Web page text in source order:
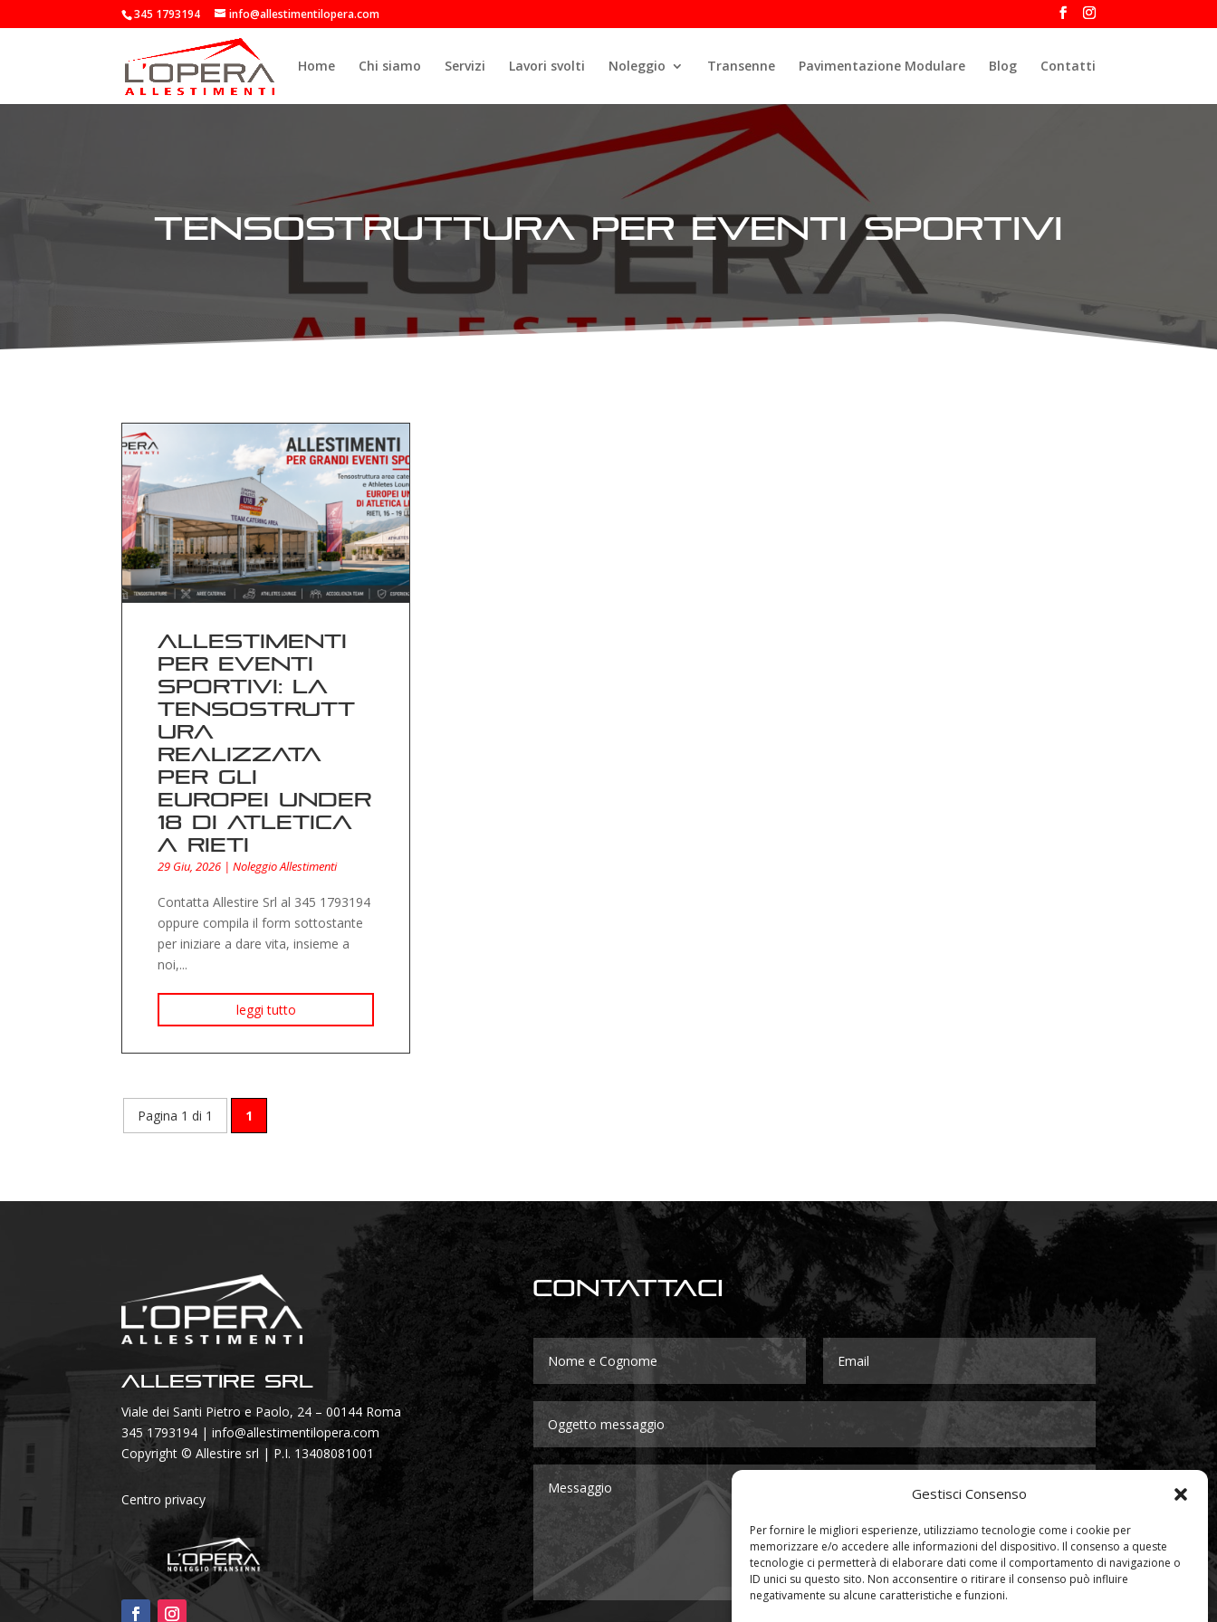
Gestisci Consenso
Per fornire le migliori esperienze, utilizziamo tecnologie come i cookie per
memorizzare e/o accedere alle informazioni del dispositivo. Il consenso a queste
tecnologie ci permetterà di elaborare dati come il comportamento di navigazione o
ID unici su questo sito. Non acconsentire o ritirare il consenso può influire
negativamente su alcune caratteristiche e funzioni.
345 1793194 info@allestimentilopera.com
Home Chi siamo Servizi Lavori svolti Noleggio Transenne Pavimentazione Modulare Blog Contatti
tensostruttura per eventi sportivi
Allestimenti
per eventi
sportivi: la
tensostrutt
ura
realizzata
per gli
Europei Under
18 di Atletica
a Rieti
29 Giu, 2026 |Noleggio Allestimenti
Contatta Allestire Srl al 345 1793194
oppure compila il form sottostante
per iniziare a dare vita, insieme a
noi,...
leggi tutto
Pagina 1 di 1 1
Allestire SRL
Viale dei Santi Pietro e Paolo, 24 – 00144 Roma
345 1793194 |info@allestimentilopera.com
Copyright © Allestire srl | P.I. 13408081001
Centro privacy
Contattaci